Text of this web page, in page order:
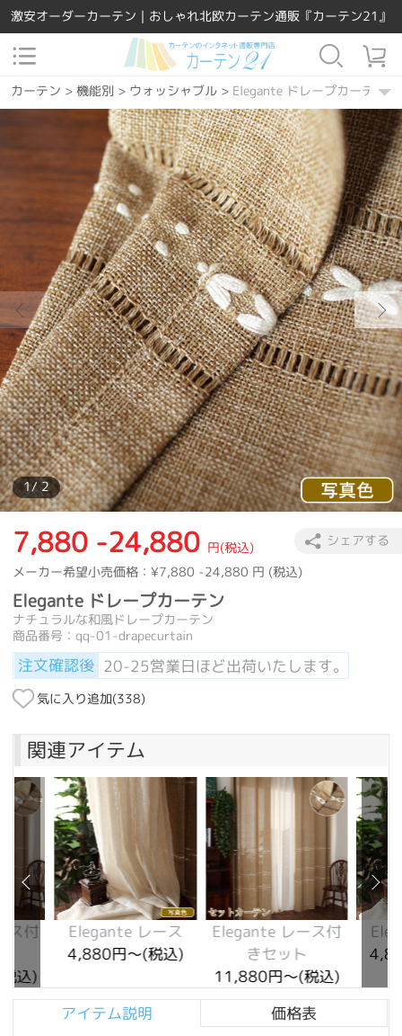
激安オーダーカーテン｜おしゃれ北欧カーテン通販『カーテン21』
カーテン > 機能別> ウォッシャブル> Elegante ドレープカーテン
カーテン>素材>ポリエステル>Elegante ドレープカーテン
場所で選ぶ>リビング>Elegante ドレープカーテン
場所で選ぶ>寝室>Elegante ドレープカーテン
カーテン
デザインテイスト>ナチュラル>Elegante ドレープカ
カーテン
柄>その他>Elegante ドレープカーテン
>素材>天然素材>Elegante ドレープカーテン
カーテン>カーテンの種類>ドレープカーテン>Elegante ドレー
カーテン>機能別>遮熱保温>Elegante ドレープカーテン
カーテン>場所で選ぶ>和室>Elegante ドレープカーテン
カーテン>場所で選ぶ>男性部屋>Elegante ドレープカーテン
カーテン>柄>幾何学模様>Elegante ドレープカーテン
カーテン>デザインテイスト>シンプル>Elegante ドレープカー
カーテン>デザインテイスト>和風>Elegante ドレープカーテン
カーテン>デザインテイスト>エレガント>Elegante ドレープカ
1/ 2
7,880 -24,880 円(税込)
メーカー希望小売価格：¥7,880 -24,880 円 (税込)
Elegante ドレープカーテン
ナチュラルな和風ドレープカーテン
商品番号：qq-01-drapecurtain
注文確認後 20-25営業日ほど出荷いたします。
気に入り追加(338)
シェアする
関連アイテム
ス付
込)
Elegante レース
4,880円～(税込)
Elegante レース付
きセット
11,880円～(税込)
アイテム説明 価格表